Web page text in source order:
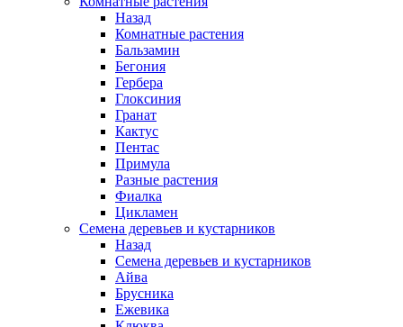
Назад
Комнатные растения
Бальзамин
Бегония
Гербера
Глоксиния
Гранат
Кактус
Пентас
Примула
Разные растения
Фиалка
Цикламен
Семена деревьев и кустарников
Назад
Семена деревьев и кустарников
Айва
Брусника
Ежевика